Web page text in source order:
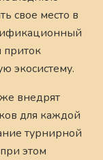
свое место в
приток
экосистему.
внедрят
для каждой
турнирной
этом